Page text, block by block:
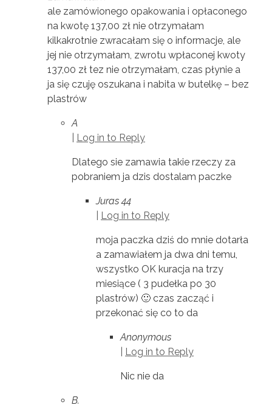
ale zamówionego opakowania i opłaconego
na kwotę 137,00 zł nie otrzymałam
kilkakrotnie zwracałam się o informacje, ale
jej nie otrzymałam, zwrotu wpłaconej kwoty
137,00 zł tez nie otrzymałam, czas płynie a
ja się czuję oszukana i nabita w butelkę – bez
plastrów
A
Log in to Reply
Dlatego sie zamawia takie rzeczy za
pobraniem ja dzis dostalam paczke
Juras 44
Log in to Reply
moja paczka dziś do mnie dotarła
a zamawiałem ja dwa dni temu,
wszystko OK kuracja na trzy
miesiące ( 3 pudełka po 30
plastrów) 🙂 czas zacząć i
przekonać się co to da
Anonymous
Log in to Reply
Nic nie da
B.